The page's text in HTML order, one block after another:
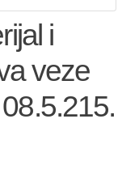
i
veze